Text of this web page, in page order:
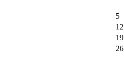
5
12
19
26